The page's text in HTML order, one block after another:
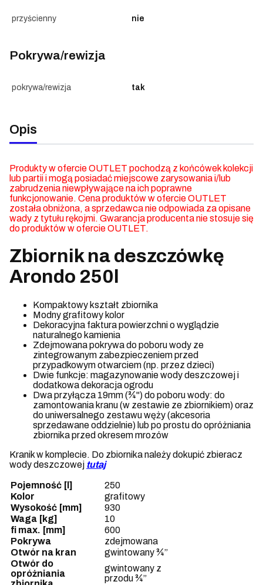
przyścienny nie
Pokrywa/rewizja
pokrywa/rewizja tak
Opis
Produkty w ofercie OUTLET pochodzą z końcówek kolekcji
lub partii i mogą posiadać miejscowe zarysowania i/lub
zabrudzenia niewpływające na ich poprawne
funkcjonowanie. Cena produktów w ofercie OUTLET
została obniżona, a sprzedawca nie odpowiada za opisane
wady z tytułu rękojmi. Gwarancja producenta nie stosuje się
do produktów w ofercie OUTLET.
Zbiornik na deszczówkę
Arondo 250l
Kompaktowy kształt zbiornika
Modny grafitowy kolor
Dekoracyjna faktura powierzchni o wyglądzie
naturalnego kamienia
Zdejmowana pokrywa do poboru wody ze
zintegrowanym zabezpieczeniem przed
przypadkowym otwarciem (np. przez dzieci)
Dwie funkcje: magazynowanie wody deszczowej i
dodatkowa dekoracja ogrodu
Dwa przyłącza 19mm (¾") do poboru wody: do
zamontowania kranu (w zestawie ze zbiornikiem) oraz
do uniwersalnego zestawu węży (akcesoria
sprzedawane oddzielnie) lub po prostu do opróżniania
zbiornika przed okresem mrozów
Kranik w komplecie. Do zbiornika należy dokupić zbieracz
wody deszczowej tutaj
Pojemność [l]
250
Kolor
grafitowy
Wysokość [mm]
930
Waga [kg]
10
fi max. [mm]
600
Pokrywa
zdejmowana
Otwór na kran
gwintowany ¾”
Otwór do
opróżniania
gwintowany z
przodu ¾”